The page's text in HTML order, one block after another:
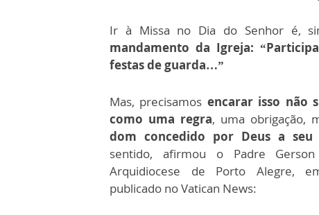
Ir à Missa no Dia do Senhor é,
mandamento da Igreja:
festas de guarda…”
Mas, precisamos encarar isso não
como uma regra, uma obrigação,
dom concedido por Deus a seu
sentido, afirmou o Padre
Arquidiocese de Porto Alegre,
publicado no Vatican News: